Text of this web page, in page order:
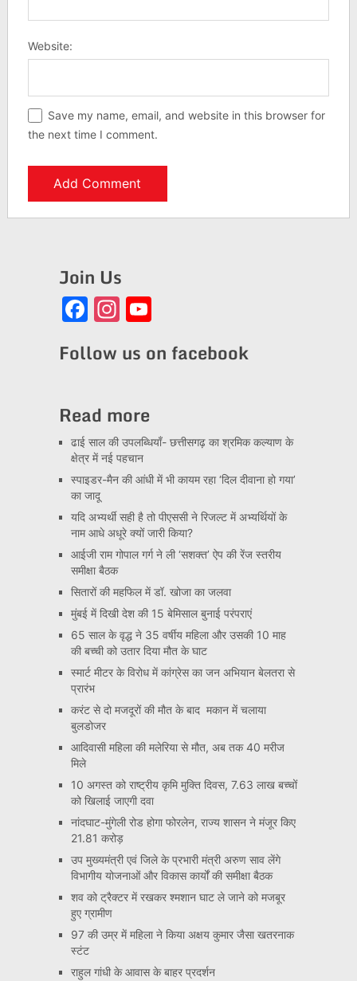
Website:
Save my name, email, and website in this browser for
the next time I comment.
Join Us
Facebook
Instagram
YouTube
Follow us on facebook
Read more
ढाई साल की उपलब्धियाँ- छत्तीसगढ़ का श्रमिक कल्याण के
क्षेत्र में नई पहचान
स्पाइडर-मैन की आंधी में भी कायम रहा ‘दिल दीवाना हो गया’
का जादू
यदि अभ्यर्थी सही है तो पीएससी ने रिजल्ट में अभ्यर्थियों के
नाम आधे अधूरे क्यों जारी किया?
आईजी राम गोपाल गर्ग ने ली ‘सशक्त’ ऐप की रेंज स्तरीय
समीक्षा बैठक
सितारों की महफिल में डॉ. खोजा का जलवा
मुंबई में दिखी देश की 15 बेमिसाल बुनाई परंपराएं
65 साल के वृद्ध ने 35 वर्षीय महिला और उसकी 10 माह
की बच्ची को उतार दिया मौत के घाट
स्मार्ट मीटर के विरोध में कांग्रेस का जन अभियान बेलतरा से
प्रारंभ
करंट से दो मजदूरों की मौत के बाद मकान में चलाया
बुलडोजर
आदिवासी महिला की मलेरिया से मौत, अब तक 40 मरीज
मिले
10 अगस्त को राष्ट्रीय कृमि मुक्ति दिवस, 7.63 लाख बच्चों
को खिलाई जाएगी दवा
नांदघाट-मुंगेली रोड होगा फोरलेन, राज्य शासन ने मंजूर किए
21.81 करोड़
उप मुख्यमंत्री एवं जिले के प्रभारी मंत्री अरुण साव लेंगे
विभागीय योजनाओं और विकास कार्यों की समीक्षा बैठक
शव को ट्रैक्टर में रखकर श्मशान घाट ले जाने को मजबूर
हुए ग्रामीण
97 की उम्र में महिला ने किया अक्षय कुमार जैसा खतरनाक
स्टंट
राहुल गांधी के आवास के बाहर प्रदर्शन